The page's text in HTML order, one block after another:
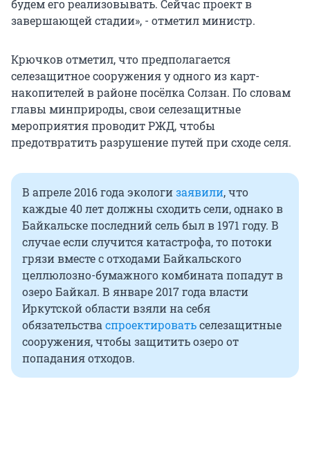
будем его реализовывать. Сейчас проект в
завершающей стадии», - отметил министр.
Крючков отметил, что предполагается
селезащитное сооружения у одного из карт-
накопителей в районе посёлка Солзан. По словам
главы минприроды, свои селезащитные
мероприятия проводит РЖД, чтобы
предотвратить разрушение путей при сходе селя.
В апреле 2016 года экологизаявили, что
каждые 40 лет должны сходить сели, однако в
Байкальске последний сель был в 1971 году. В
случае если случится катастрофа, то потоки
грязи вместе с отходами Байкальского
целлюлозно-бумажного комбината попадут в
озеро Байкал. В январе 2017 года власти
Иркутской области взяли на себя
обязательства спроектироватьселезащитные
сооружения, чтобы защитить озеро от
попадания отходов.